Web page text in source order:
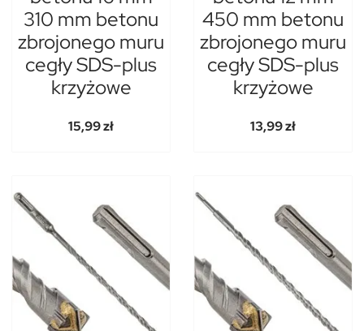
310 mm betonu
zbrojonego muru
cegły SDS-plus
krzyżowe
15,99 zł
450 mm betonu
zbrojonego muru
cegły SDS-plus
krzyżowe
13,99 zł